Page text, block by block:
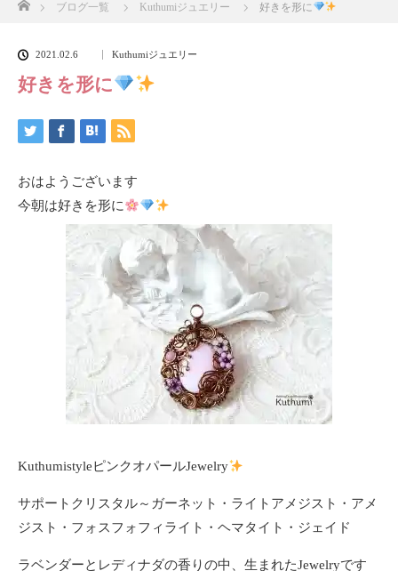
ブログ一覧 Kuthumiジュエリー 好きを形に
2021.02.6 Kuthumiジュエリー
好きを形に
おはようございます
今朝は好きを形に
KuthumistyleピンクオパールJewelry
サポートクリスタル～ガーネット・ライトアメジスト・アメ
ジスト・フォスフォフィライト・ヘマタイト・ジェイド
ラベンダーとレディナダの香りの中、生まれたJewelryです